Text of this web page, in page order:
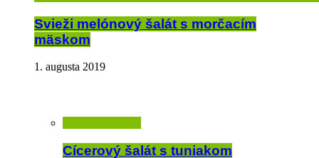
Svieži melónový šalát s morčacím
mäskom
1. augusta 2019
Cícerový šalát s tuniakom